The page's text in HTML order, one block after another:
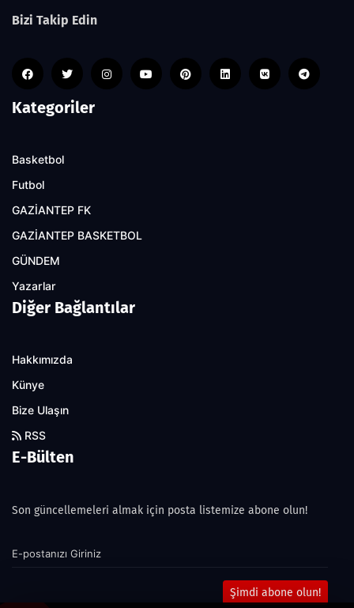
Bizi Takip Edin
Kategoriler
Basketbol
Futbol
GAZİANTEP FK
GAZİANTEP BASKETBOL
GÜNDEM
Yazarlar
Diğer Bağlantılar
Hakkımızda
Künye
Bize Ulaşın
RSS
E-Bülten
Son güncellemeleri almak için posta listemize abone olun!
Şimdi abone olun!